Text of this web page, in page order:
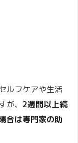
ルフケアや生活
、 2週間以上続
合は専門家の助